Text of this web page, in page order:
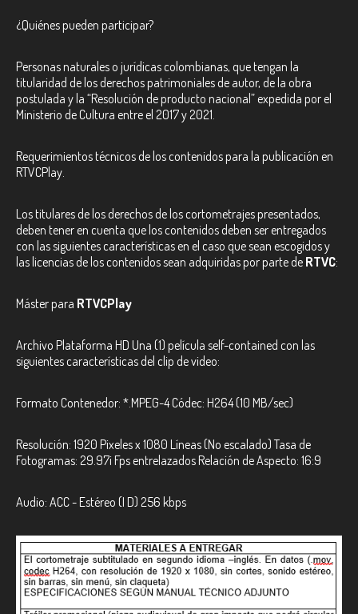
¿Quiénes pueden participar?
Personas naturales o jurídicas colombianas, que tengan la
titularidad de los derechos patrimoniales de autor, de la obra
postulada y la “Resolución de producto nacional” expedida por el
Ministerio de Cultura entre el 2017 y 2021.
Requerimientos técnicos de los contenidos para la publicación en
RTVCPlay.
Los titulares de los derechos de los cortometrajes presentados,
deben tener en cuenta que los contenidos deben ser entregados
con las siguientes características en el caso que sean escogidos y
las licencias de los contenidos sean adquiridas por parte de RTVC:
Máster para RTVCPlay
Archivo Plataforma HD Una (1) película self-contained con las
siguientes características del clip de video:
Formato Contenedor: *.MPEG-4 Códec: H264 (10 MB/sec)
Resolución: 1920 Pixeles x 1080 Líneas (No escalado) Tasa de
Fotogramas: 29.97i Fps entrelazados Relación de Aspecto: 16:9
Audio: ACC - Estéreo (I D) 256 kbps